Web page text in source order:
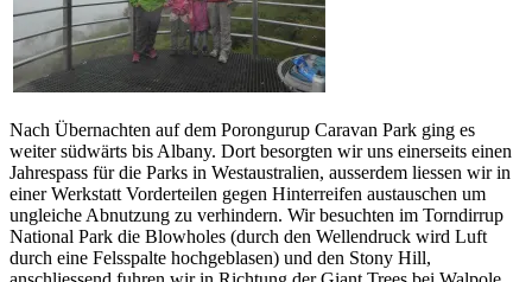
Nach Übernachten auf dem Porongurup Caravan Park ging es
weiter südwärts bis Albany. Dort besorgten wir uns einerseits einen
Jahrespass für die Parks in Westaustralien, ausserdem liessen wir in
einer Werkstatt Vorderteilen gegen Hinterreifen austauschen um
ungleiche Abnutzung zu verhindern. Wir besuchten im Torndirrup
National Park die Blowholes (durch den Wellendruck wird Luft
durch eine Felsspalte hochgeblasen) und den Stony Hill,